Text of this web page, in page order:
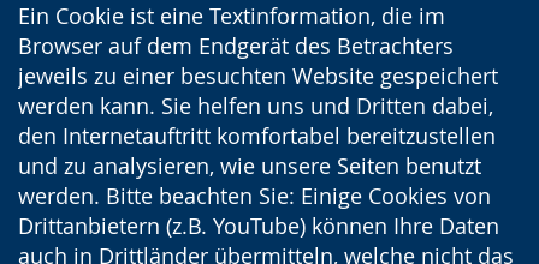
Ein Cookie ist eine Textinformation, die im
Browser auf dem Endgerät des Betrachters
jeweils zu einer besuchten Website gespeichert
werden kann. Sie helfen uns und Dritten dabei,
den Internetauftritt komfortabel bereitzustellen
und zu analysieren, wie unsere Seiten benutzt
werden. Bitte beachten Sie: Einige Cookies von
Drittanbietern (z.B. YouTube) können Ihre Daten
auch in Drittländer übermitteln, welche nicht das